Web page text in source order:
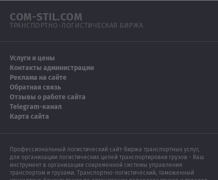
COM-STIL.COM
ТРАНСПОРТНО-ЛОГИСТИЧЕСКАЯ БИРЖА
Услуги и цены
Контакты администрации
Реклама на сайте
Обратная связь
Отзывы о работе сайта
Telegram-канал
Карта сайта
Профессиональный логистический сайт-Биржа транспортных услуг,
для организации логистических цепей транспортировки грузов - Ваш
инструмент в организации современной системы управления
транспортом и грузами. Транспортно-логистический, таможенный